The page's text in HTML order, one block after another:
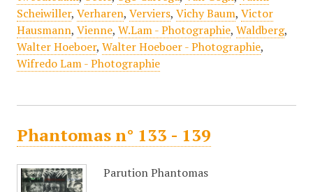
Scheiwiller, Verharen, Verviers, Vichy Baum, Victor
Hausmann, Vienne, W.Lam - Photographie, Waldberg,
Walter Hoeboer, Walter Hoeboer - Photographie,
Wifredo Lam - Photographie
Phantomas n° 133 - 139
Parution Phantomas